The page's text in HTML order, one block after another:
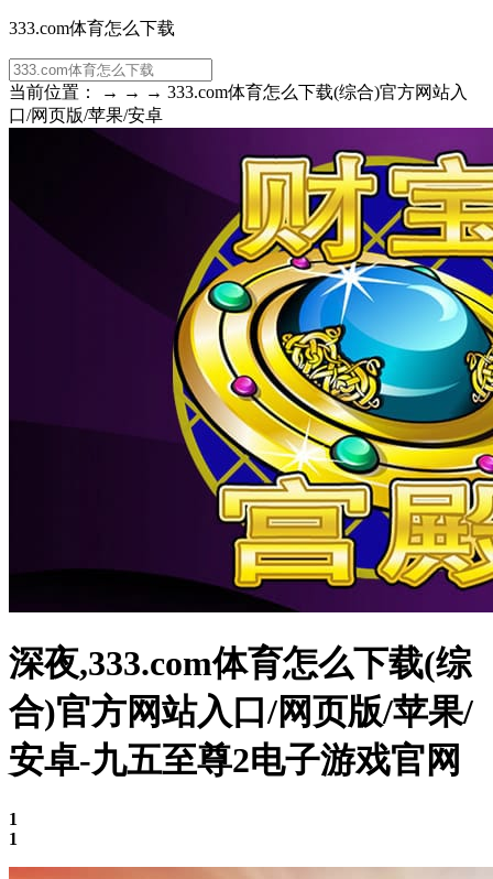
333.com体育怎么下载
当前位置： → → → 333.com体育怎么下载(综合)官方网站入
口/网页版/苹果/安卓
深夜,333.com体育怎么下载(综
合)官方网站入口/网页版/苹果/
安卓-九五至尊2电子游戏官网
1
1